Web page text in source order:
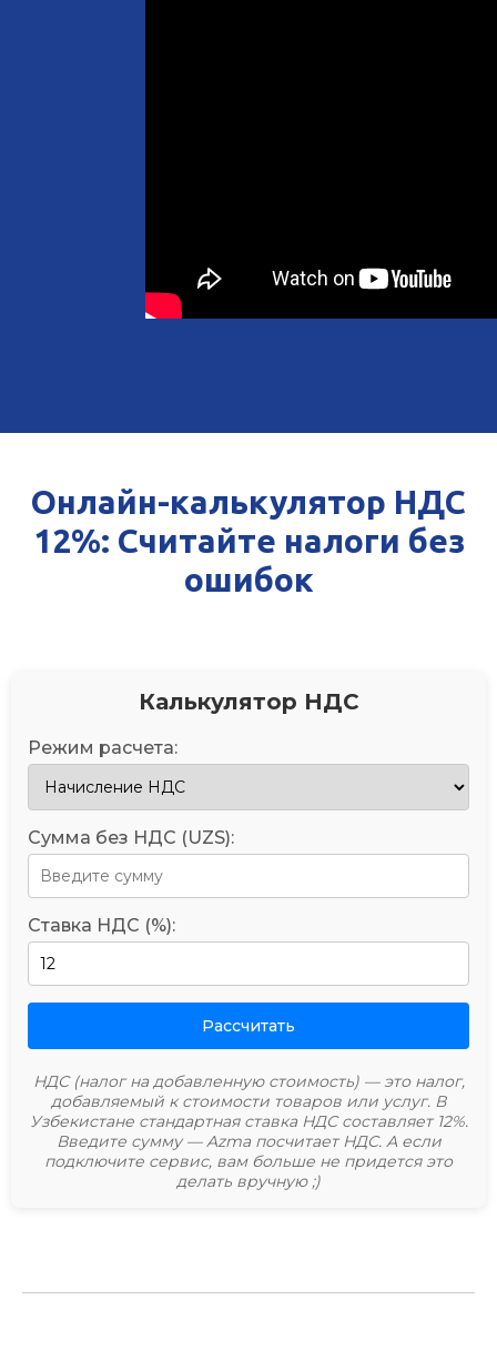
Онлайн-калькулятор НДС
12%: Считайте налоги без
ошибок
Калькулятор НДС
Режим расчета:
Сумма без НДС (UZS):
Ставка НДС (%):
Рассчитать
НДС (налог на добавленную стоимость) — это налог,
добавляемый к стоимости товаров или услуг. В
Узбекистане стандартная ставка НДС составляет 12%.
Введите сумму — Azma посчитает НДС. А если
подключите сервис, вам больше не придется это
делать вручную ;)